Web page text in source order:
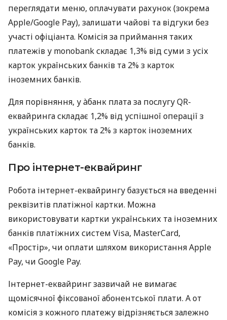
переглядати меню, оплачувати рахунок (зокрема
Apple/Google Pay), залишати чайові та відгуки без
участі офіціанта. Комісія за приймання таких
платежів у monobank складає 1,3% від суми з усіх
карток українських банків та 2% з карток
іноземних банків.
Для порівняння, у àбанк плата за послугу QR-
еквайринга складає 1,2% від успішної операції з
українських карток та 2% з карток іноземних
банків.
Про інтернет-еквайринг
Робота інтернет-еквайрингу базується на введенні
реквізитів платіжної картки. Можна
використовувати картки українських та іноземних
банків платіжних систем Visa, MasterCard,
«Простір», чи оплати шляхом використання Apple
Pay, чи Google Pay.
Інтернет-еквайринг зазвичай не вимагає
щомісячної фіксованої абонентської плати. А от
комісія з кожного платежу відрізняється залежно